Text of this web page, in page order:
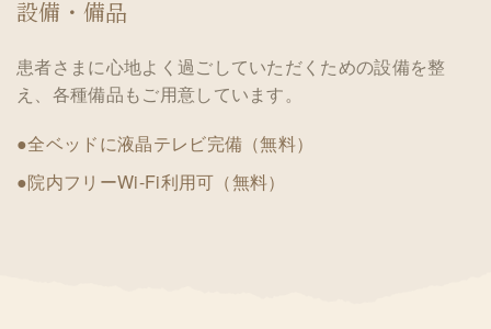
設備・備品
患者さまに心地よく過ごしていただくための設備を整
え、各種備品もご用意しています。
●全ベッドに液晶テレビ完備（無料）
●院内フリーWi-Fi利用可（無料）